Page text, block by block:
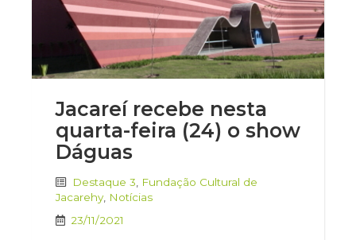
Jacareí recebe nesta
quarta-feira (24) o show
Dáguas
Destaque 3
Fundação Cultural de
Jacarehy Notícias
23/11/2021